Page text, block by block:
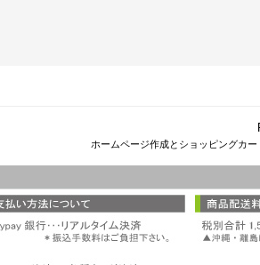
ホームページ作成とショッピングカ